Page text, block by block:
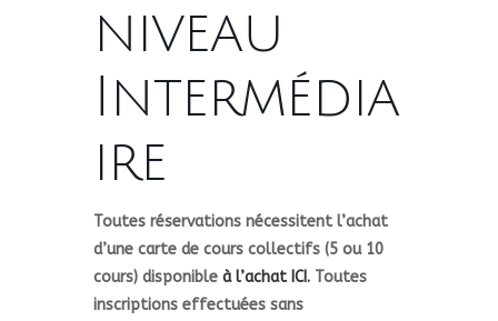
niveau
Intermédia
ire
Toutes réservations nécessitent l’achat
d’une carte de cours collectifs (5 ou 10
cours) disponible à l’achat ICI. Toutes
inscriptions effectuées sans